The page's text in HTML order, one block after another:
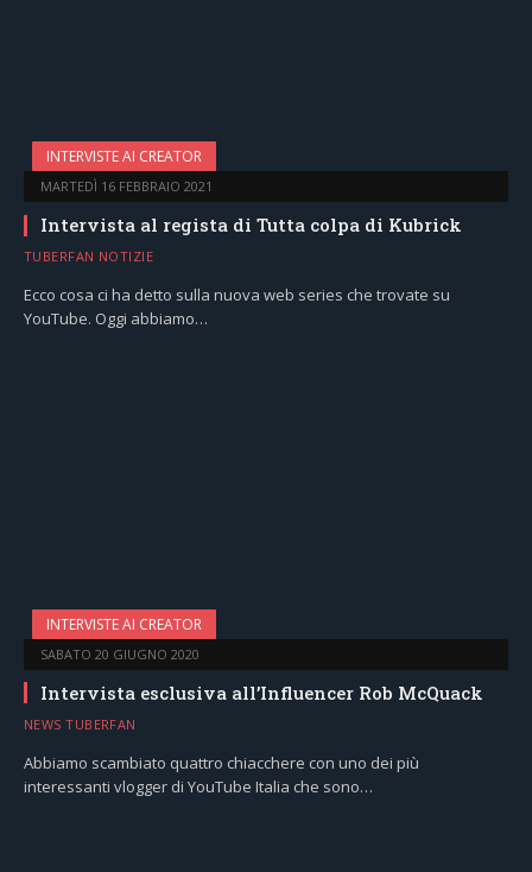
INTERVISTE AI CREATOR
MARTEDÌ 16 FEBBRAIO 2021
Intervista al regista di Tutta colpa di Kubrick
TUBERFAN NOTIZIE
Ecco cosa ci ha detto sulla nuova web series che trovate su
YouTube. Oggi abbiamo…
INTERVISTE AI CREATOR
SABATO 20 GIUGNO 2020
Intervista esclusiva all’Influencer Rob McQuack
NEWS TUBERFAN
Abbiamo scambiato quattro chiacchere con uno dei più
interessanti vlogger di YouTube Italia che sono…